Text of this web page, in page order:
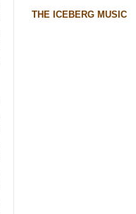
THE ICEBERG MUSIC